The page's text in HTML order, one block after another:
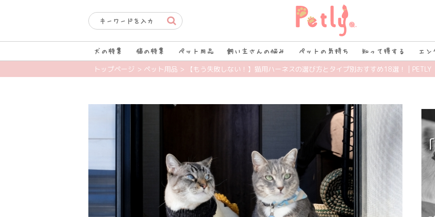
犬の特集 猫の特集 ペット用品 飼い主さんの悩み ペットの気持ち 知って得する エン
トップページ > ペット用品 > 【もう失敗しない！】猫用ハーネスの選び方とタイプ別おすすめ18選！ | PETLY